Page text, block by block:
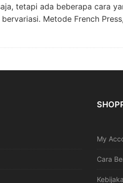
tetapi ada beberapa cara
Metode French
My
Cara